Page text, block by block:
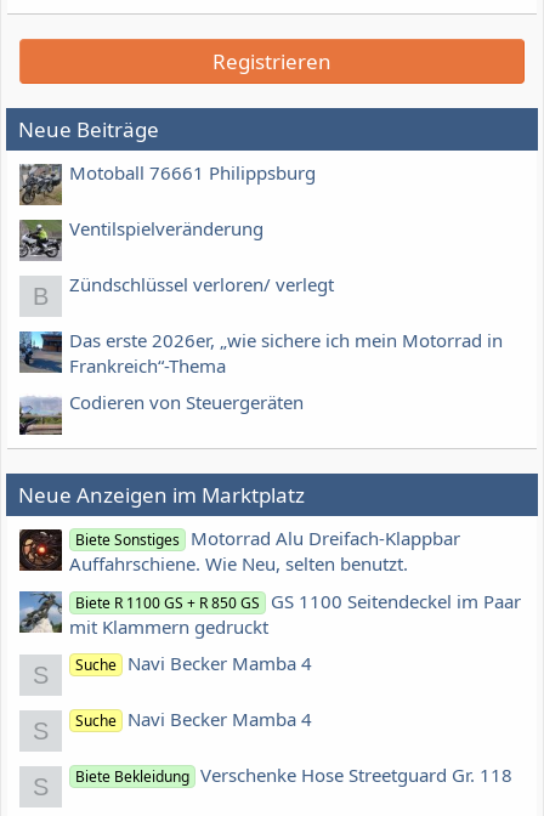
Registrieren
Neue Beiträge
Motoball 76661 Philippsburg
Ventilspielveränderung
B Zündschlüssel verloren/ verlegt
Das erste 2026er, „wie sichere ich mein Motorrad in
Frankreich“-Thema
Codieren von Steuergeräten
Neue Anzeigen im Marktplatz
Biete Sonstiges Motorrad Alu Dreifach-Klappbar
Auffahrschiene. Wie Neu, selten benutzt.
Biete R 1100 GS + R 850 GS
GS 1100 Seitendeckel im Paar
mit Klammern gedruckt
S Suche Navi Becker Mamba 4
S Suche Navi Becker Mamba 4
S Biete Bekleidung Verschenke Hose Streetguard Gr. 118